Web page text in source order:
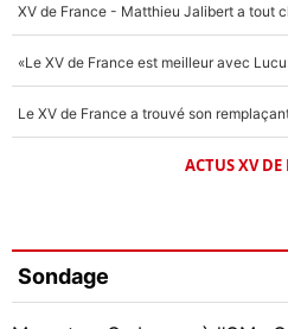
ACTUS XV DE
Sondage